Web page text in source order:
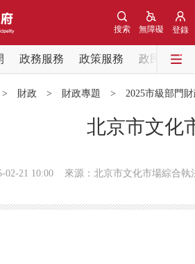
登錄
無障礙
搜索
政務服務 政策服務
政民互動
財政 > 財政專題 > 2025市級部門
北京市文化
02-21 10:00 來源：北京市文化市場綜合執